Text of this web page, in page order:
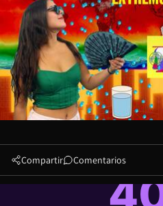
Compartir Comentarios